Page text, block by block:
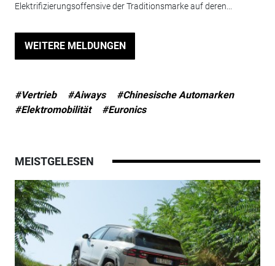
Elektrifizierungsoffensive der Traditionsmarke auf deren...
WEITERE MELDUNGEN
#Vertrieb #Aiways
#Chinesische Automarken
#Elektromobilität
#Euronics
MEISTGELESEN